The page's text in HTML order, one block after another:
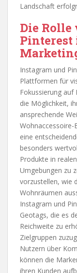
Landschaft
Die
Instagram und
Plattformen für
Fokussierung auf
die Möglichkeit,
ansprechende
Wohnaccessoire-
eine
besonders
Produkte in
Umgebungen zu
vorzustellen, wie
Wohnräumen
Instagram und
Geotags, die es
Reichweite zu
Zielgruppen
Nutzern über
können die
ihren Kunden